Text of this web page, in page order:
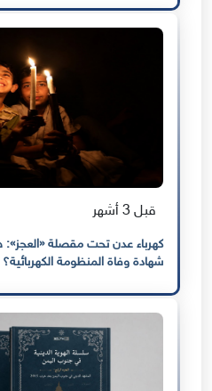
قبل 3 أشهر
شهادة وفاة المنظومة الكهربائية؟